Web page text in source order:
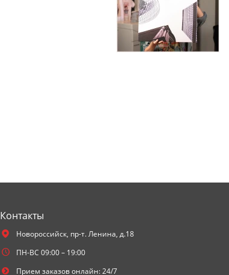
Контакты
Новороссийск, пр-т. Ленина, д.18
ПН-ВС 09:00 – 19:00
Прием заказов онлайн: 24/7